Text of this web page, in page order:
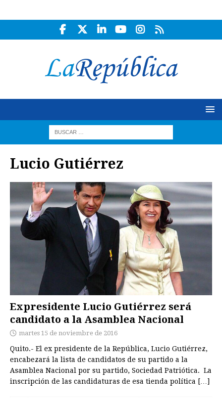
Lucio Gutiérrez
Expresidente Lucio Gutiérrez será
candidato a la Asamblea Nacional
martes 15 de noviembre de 2016
Quito.- El ex presidente de la República, Lucio Gutiérrez,
encabezará la lista de candidatos de su partido a la
Asamblea Nacional por su partido, Sociedad Patriótica. La
inscripción de las candidaturas de esa tienda política […]